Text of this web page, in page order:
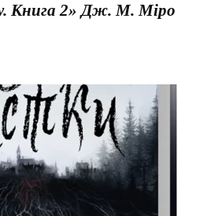
Книга 2» Дж. М. Міро